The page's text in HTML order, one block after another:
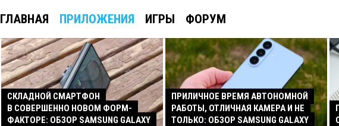
ГЛАВНАЯ ПРИЛОЖЕНИЯ ИГРЫ ФОРУМ
СКЛАДНОЙ СМАРТФОН
В СОВЕРШЕННО НОВОМ ФОРМ-
ФАКТОРЕ: ОБЗОР SAMSUNG GALAXY
ПРИЛИЧНОЕ ВРЕМЯ АВТОНОМНОЙ
РАБОТЫ, ОТЛИЧНАЯ КАМЕРА И НЕ
ТОЛЬКО: ОБЗОР SAMSUNG GALAXY